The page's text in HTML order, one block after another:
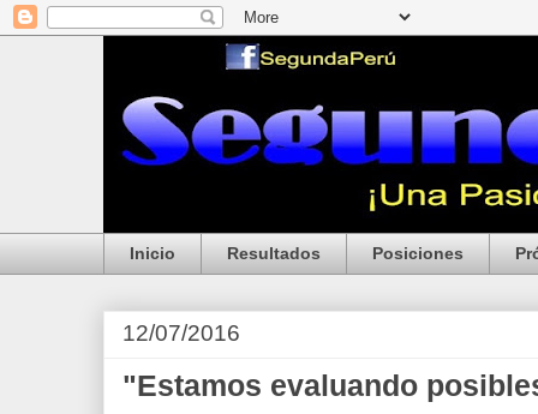
Inicio Resultados Posiciones
12/07/2016
"Estamos evaluando